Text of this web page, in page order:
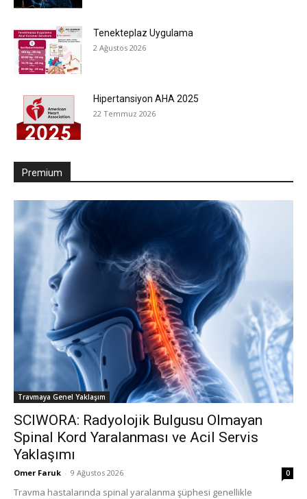
Tenekteplaz Uygulama
2 Ağustos 2026
Hipertansiyon AHA 2025
22 Temmuz 2026
Premium
Travmaya Genel Yaklaşım
SCIWORA: Radyolojik Bulgusu Olmayan
Spinal Kord Yaralanması ve Acil Servis
Yaklaşımı
Omer Faruk - 9 Ağustos 2026 0
Travma hastalarında spinal yaralanma şüphesi genellikle